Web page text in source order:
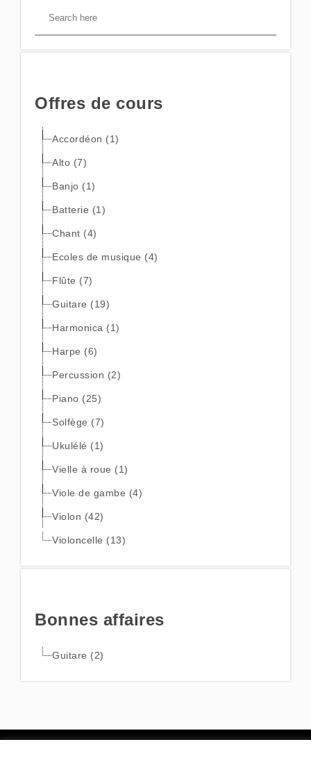
Offres de cours
Accordéon (1)
Alto (7)
Banjo (1)
Batterie (1)
Chant (4)
Ecoles de musique (4)
Flûte (7)
Guitare (19)
Harmonica (1)
Harpe (6)
Percussion (2)
Piano (25)
Solfège (7)
Ukulélé (1)
Vielle à roue (1)
Viole de gambe (4)
Violon (42)
Violoncelle (13)
Bonnes affaires
Guitare (2)